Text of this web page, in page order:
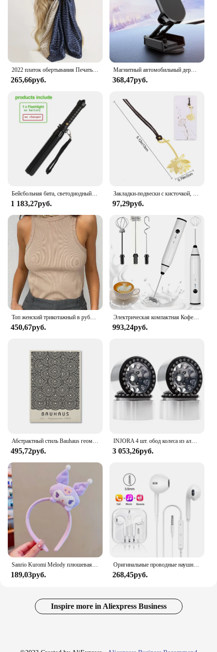
2022 платок обертывания Печать Шелковый атласный шарф квадратный хиджаб для мусульманок элегантная повязка на голову
265,66руб.
Магнитный автомобильный держатель для телефона
368,47руб.
Бейсбольная бита, светодиодный фонарик из алюминиевого сплава, фокусируемая, масштабируемая, супер яркий светильник для самообороны, тактическая дубинка, аварийный фонарь
1 183,27руб.
Закладки-подвески с кисточкой, металлическая Закладка-закладка, зажим для книги для чтения, подарок для студентов, школьные и офисные принадлежности, отметка языков
97,29руб.
Топ женский трикотажный в рубчик, Базовая рубашка с воротником, белый черный повседневный спортивный жилет с открытыми плечами, Зеленая майка, на лето
450,67руб.
Электрическая компактная Кофеварка USB, ручной мини-блендер для кофе, капучино, крема, дома
993,24руб.
Абстрактный стиль Bauhaus геометрические настенные художественные плакаты принты винтажные черные бежевые линии холст картины для современного домашнего декора
495,72руб.
INJORA 4 шт. обод колеса из алюминиевого сплава с ЧПУ 1,9 для 1/10 RC гусеничного автомобиля Axial SCX10 90046 AXI03007 TRX4 VS4-10 Redcat Gen8
3 053,26руб.
Sanrio Kuromi Melody плюшевая кукла для мытья лица, милая коричная, милая, нескользящая, эластичная, аксессуары для волос
189,03руб.
Оригинальные проводные наушники для Xiaomi Mi 13 Ultra 12T Pro Type C, наушники для Redmi Poco Huawei Samsung, наушники-вкладыши, гарнитура для режима «свободные руки»
268,45руб.
Inspire more in Aliexpress Business